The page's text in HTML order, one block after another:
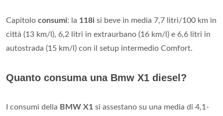
Capitolo consumi: la 118i si beve in media 7,7 litri/100 km in
città (13 km/l), 6,2 litri in extraurbano (16 km/l) e 6,6 litri in
autostrada (15 km/l) con il setup intermedio Comfort.
Quanto consuma una Bmw X1 diesel?
I consumi della BMW X1 si assestano su una media di 4,1-